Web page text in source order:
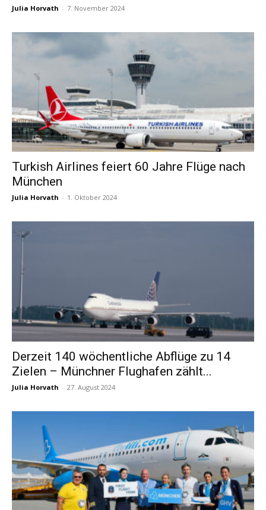
Julia Horvath - 7. November 2024
Turkish Airlines feiert 60 Jahre Flüge nach
München
Julia Horvath - 1. Oktober 2024
Derzeit 140 wöchentliche Abflüge zu 14
Zielen – Münchner Flughafen zählt...
Julia Horvath - 27. August 2024